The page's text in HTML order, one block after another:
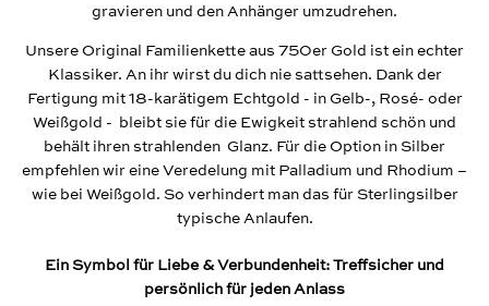
gravieren und den Anhänger umzudrehen.
Unsere Original Familienkette aus 750er Gold ist ein echter
Klassiker. An ihr wirst du dich nie sattsehen. Dank der
Fertigung mit 18-karätigem Echtgold - in Gelb-, Rosé- oder
Weißgold - bleibt sie für die Ewigkeit strahlend schön und
behält ihren strahlenden Glanz. Für die Option in Silber
empfehlen wir eine Veredelung mit Palladium und Rhodium –
wie bei Weißgold. So verhindert man das für Sterlingsilber
typische Anlaufen.
Ein Symbol für Liebe & Verbundenheit: Treffsicher und
persönlich für jeden Anlass